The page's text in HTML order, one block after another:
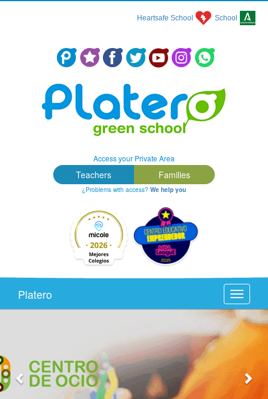
Heartsafe School School
Colegio Concertado en Málaga: Platero Green School
Access your Private Area
Teachers Families
¿Problems with access? We help you
Toggle
Platero